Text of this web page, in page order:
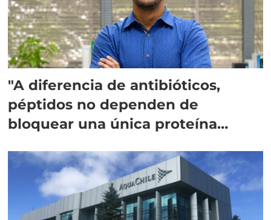
"A diferencia de antibióticos,
péptidos no dependen de
bloquear una única proteína